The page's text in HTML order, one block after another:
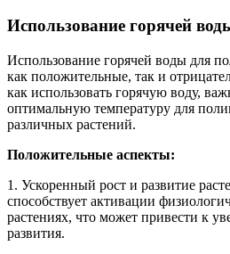
Использование горячей
Использование горячей воды для
как положительные, так и
как использовать горячую воду,
оптимальную температуру для
различных растений.
Положительные аспекты:
1. Ускоренный рост и развитие
способствует активации
растениях, что может привести к
развития.